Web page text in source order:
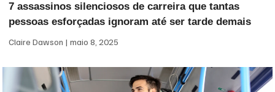
7 assassinos silenciosos de carreira que tantas
pessoas esforçadas ignoram até ser tarde demais
Claire Dawson maio 8, 2025